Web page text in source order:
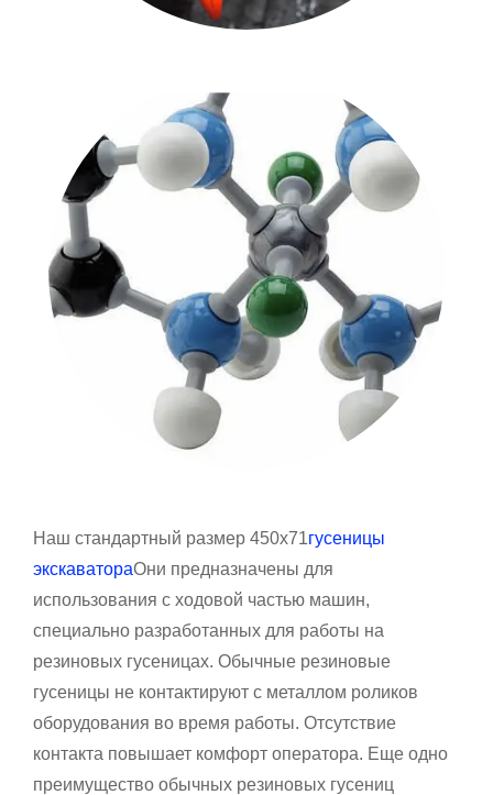
Наш стандартный размер 450x71гусеницы
экскаватораОни предназначены для
использования с ходовой частью машин,
специально разработанных для работы на
резиновых гусеницах. Обычные резиновые
гусеницы не контактируют с металлом роликов
оборудования во время работы. Отсутствие
контакта повышает комфорт оператора. Еще одно
преимущество обычных резиновых гусениц